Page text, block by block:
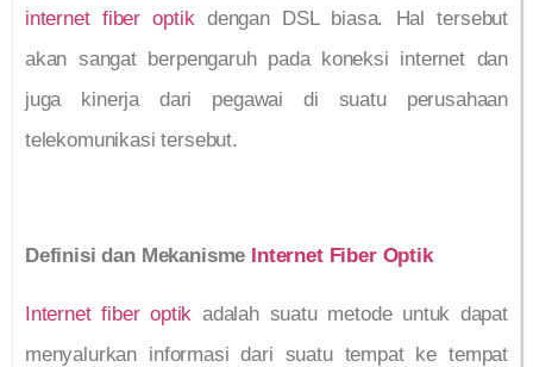
internet fiber optikdengan DSL biasa. Hal tersebut
akan sangat berpengaruh pada koneksi internet dan
juga kinerja dari pegawai di suatu perusahaan
telekomunikasi tersebut.
Definisi dan Mekanisme Internet Fiber Optik
Internet fiber optik adalah suatu metode untuk dapat
menyalurkan informasi dari suatu tempat ke tempat